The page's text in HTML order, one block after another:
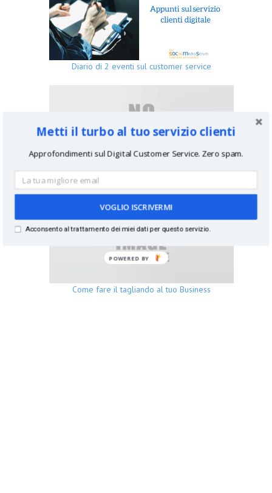
Diario di 2 eventi sul customer service
Authority Intensive: il racconto di Alessio Beltrami
Come fare il tagliando al tuo Business
Metti il turbo al tuo servizio clienti
Approfondimenti sul Digital Customer Service. Zero spam.
VOGLIO ISCRIVERMI
Acconsento al trattamento dei miei dati per questo servizio.
POWERED BY